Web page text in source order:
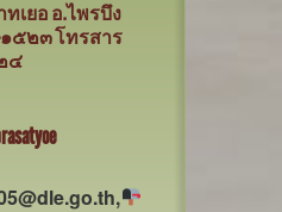
เยอ อ.ไพรบึง
๕๒๓ โทรสาร
๔